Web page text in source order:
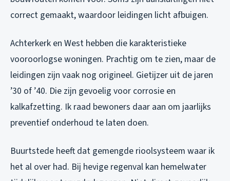
correct gemaakt, waardoor leidingen licht afbuigen.
Achterkerk en West hebben die karakteristieke
vooroorlogse woningen. Prachtig om te zien, maar de
leidingen zijn vaak nog origineel. Gietijzer uit de jaren
’30 of ’40. Die zijn gevoelig voor corrosie en
kalkafzetting. Ik raad bewoners daar aan om jaarlijks
preventief onderhoud te laten doen.
Buurtstede heeft dat gemengde rioolsysteem waar ik
het al over had. Bij hevige regenval kan hemelwater